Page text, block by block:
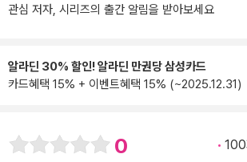
관심 저자, 시리즈의 출간 알림을 받아보세요
알라딘 30% 할인! 알라딘 만권당 삼성카드
카드혜택 15% + 이벤트혜택 15% (~2025.12.31)
0 100